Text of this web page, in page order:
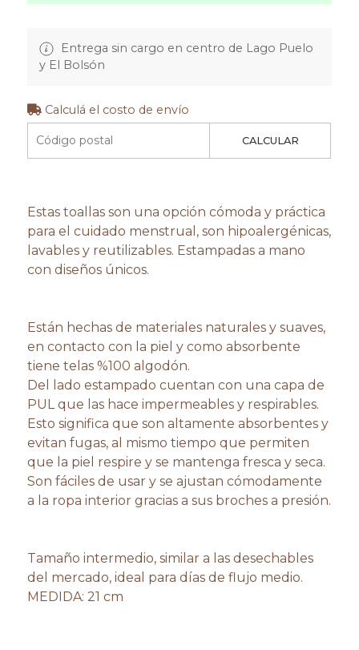
Entrega sin cargo en centro de Lago Puelo
y El Bolsón
Calculá el costo de envío
CALCULAR
Estas toallas son una opción cómoda y práctica
para el cuidado menstrual, son hipoalergénicas,
lavables y reutilizables. Estampadas a mano
con diseños únicos.
Están hechas de materiales naturales y suaves,
en contacto con la piel y como absorbente
tiene telas %100 algodón.
Del lado estampado cuentan con una capa de
PUL que las hace impermeables y respirables.
Esto significa que son altamente absorbentes y
evitan fugas, al mismo tiempo que permiten
que la piel respire y se mantenga fresca y seca.
Son fáciles de usar y se ajustan cómodamente
a la ropa interior gracias a sus broches a presión.
Tamaño intermedio, similar a las desechables
del mercado, ideal para días de flujo medio.
MEDIDA: 21 cm